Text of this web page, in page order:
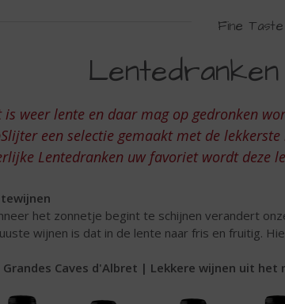
Fine Taste
is weer lente en daar mag op gedronken
een selectie gemaakt met de lekkerste
Lentedranken uw favoriet wordt deze
het zonnetje begint te schijnen verandert
wijnen is dat in de lente naar fris en fruitig.
Grandes Caves d'Albret | Lekkere wijnen uit het